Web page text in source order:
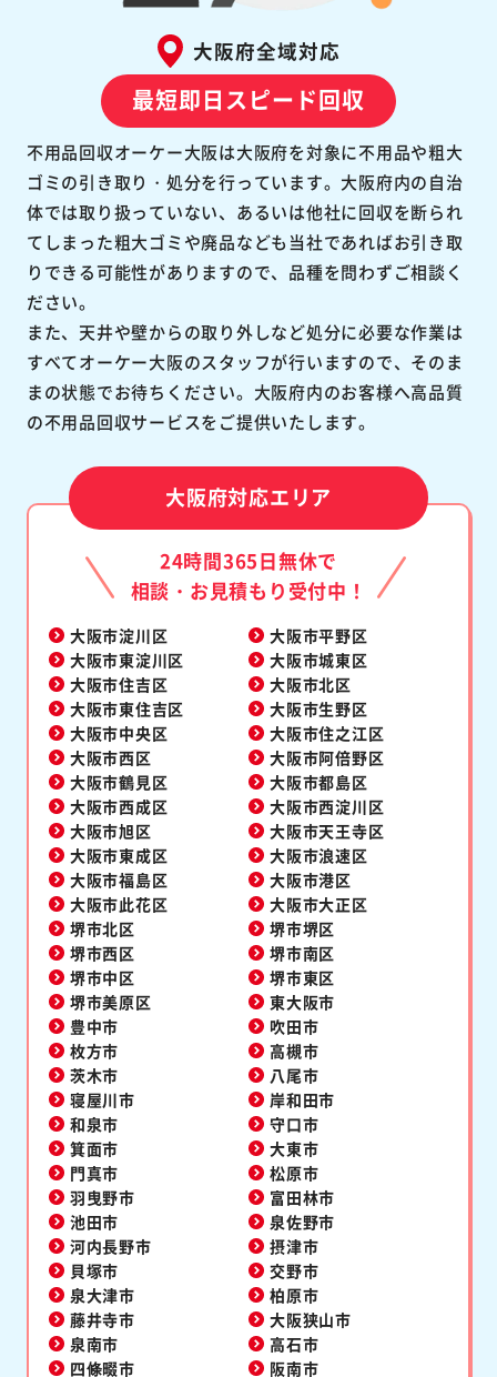
大阪府全域対応
最短即日スピード回収
不用品回収オーケー大阪は大阪府を対象に不用品や粗大
ゴミの引き取り・処分を行っています。大阪府内の自治
体では取り扱っていない、あるいは他社に回収を断られ
てしまった粗大ゴミや廃品なども当社であればお引き取
りできる可能性がありますので、品種を問わずご相談く
ださい。
また、天井や壁からの取り外しなど処分に必要な作業は
すべてオーケー大阪のスタッフが行いますので、そのま
まの状態でお待ちください。大阪府内のお客様へ高品質
の不用品回収サービスをご提供いたします。
大阪府対応エリア
24時間365日無休で
相談・お見積もり受付中！
大阪市淀川区
大阪市平野区
大阪市東淀川区
大阪市城東区
大阪市住吉区
大阪市北区
大阪市東住吉区
大阪市生野区
大阪市中央区
大阪市住之江区
大阪市西区
大阪市阿倍野区
大阪市鶴見区
大阪市都島区
大阪市西成区
大阪市西淀川区
大阪市旭区
大阪市天王寺区
大阪市東成区
大阪市浪速区
大阪市福島区
大阪市港区
大阪市此花区
大阪市大正区
堺市北区
堺市堺区
堺市西区
堺市南区
堺市中区
堺市東区
堺市美原区
東大阪市
豊中市
吹田市
枚方市
高槻市
茨木市
八尾市
寝屋川市
岸和田市
和泉市
守口市
箕面市
大東市
門真市
松原市
羽曳野市
富田林市
池田市
泉佐野市
河内長野市
摂津市
貝塚市
交野市
泉大津市
柏原市
藤井寺市
大阪狭山市
泉南市
高石市
四條畷市
阪南市